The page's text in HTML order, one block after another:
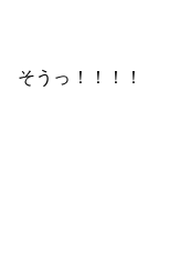
そうっ！！！！